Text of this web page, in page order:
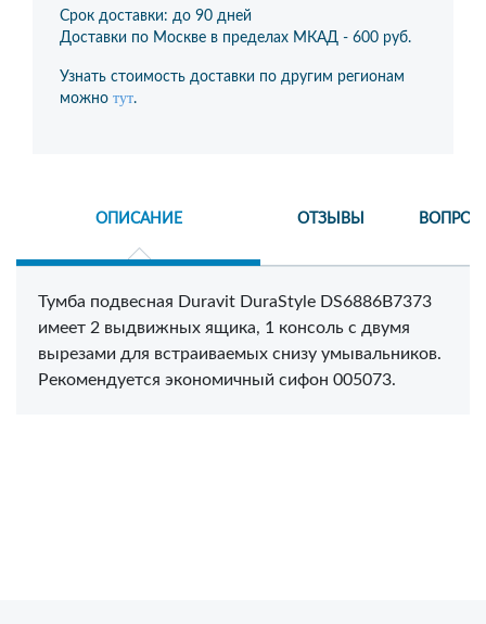
Срок доставки: до 90 дней
Доставки по Москве в пределах МКАД - 600 руб.
Узнать стоимость доставки по другим регионам
можно тут.
ОПИСАНИЕ ОТЗЫВЫ
Тумба подвесная Duravit DuraStyle DS6886B7373
имеет 2 выдвижных ящика, 1 консоль с двумя
вырезами для встраиваемых снизу умывальников.
Рекомендуется экономичный сифон 005073.